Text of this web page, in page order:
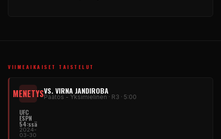
VIIMEAIKAISET TAISTELUT
MENETYSVS. VIRNA JANDIROBA
Päätös - Yksimielinen · R3 · 5:00
UFC
ESPN
54:ssä
2024-
03-30